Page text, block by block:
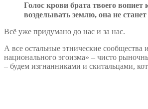
Голос крови брата твоего вопиет
возделывать землю, она не
Всё уже придумано до нас и за нас.
А все остальные этнические
национального эгоизма» – чисто
– будем изгнанниками и скитальцами,